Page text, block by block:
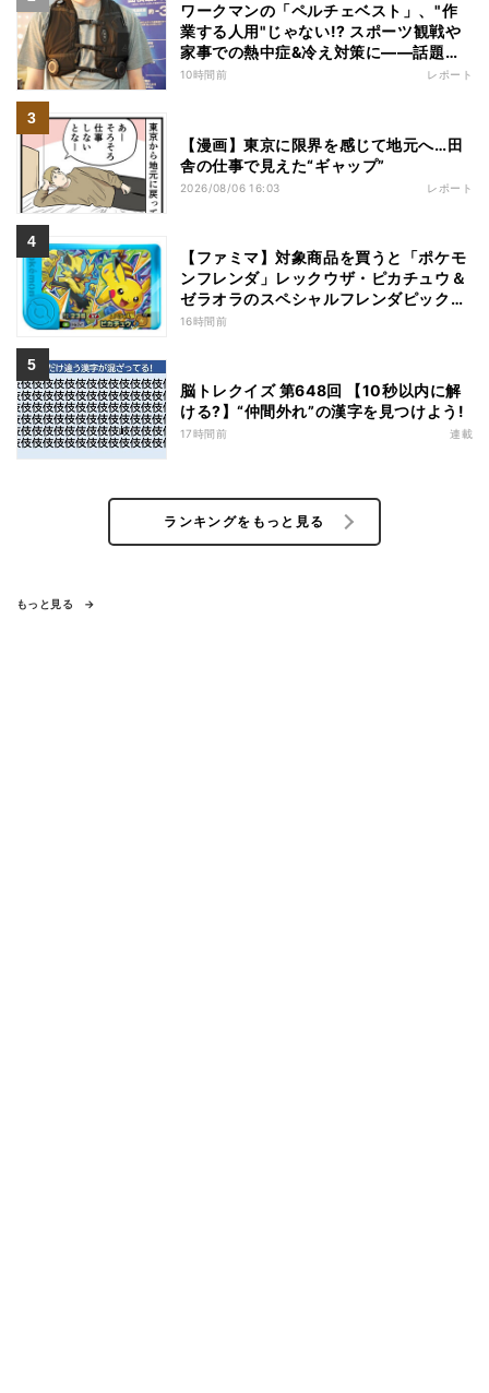
ワークマンの「ペルチェベスト」、"作
業する人用"じゃない!? スポーツ観戦や
家事での熱中症&冷え対策に――話題の
商品を徹底検証
10時間前 レポート
【漫画】東京に限界を感じて地元へ…田
舎の仕事で見えた“ギャップ”
2026/08/06 16:03 レポート
【ファミマ】対象商品を買うと「ポケモ
ンフレンダ」レックウザ・ピカチュウ＆
ゼラオラのスペシャルフレンダピックが
もらえるキャンペーン
16時間前
脳トレクイズ 第648回 【10秒以内に解
ける?】“仲間外れ”の漢字を見つけよう!
17時間前 連載
ランキングをもっと見る
もっと見る